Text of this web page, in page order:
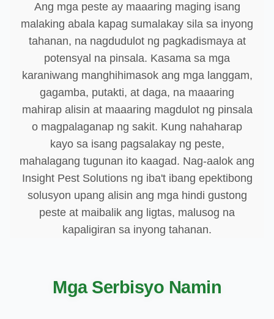
Ang mga peste ay maaaring maging isang
malaking abala kapag sumalakay sila sa inyong
tahanan, na nagdudulot ng pagkadismaya at
potensyal na pinsala. Kasama sa mga
karaniwang manghihimasok ang mga langgam,
gagamba, putakti, at daga, na maaaring
mahirap alisin at maaaring magdulot ng pinsala
o magpalaganap ng sakit. Kung nahaharap
kayo sa isang pagsalakay ng peste,
mahalagang tugunan ito kaagad. Nag-aalok ang
Insight Pest Solutions ng iba't ibang epektibong
solusyon upang alisin ang mga hindi gustong
peste at maibalik ang ligtas, malusog na
kapaligiran sa inyong tahanan.
Mga Serbisyo Namin